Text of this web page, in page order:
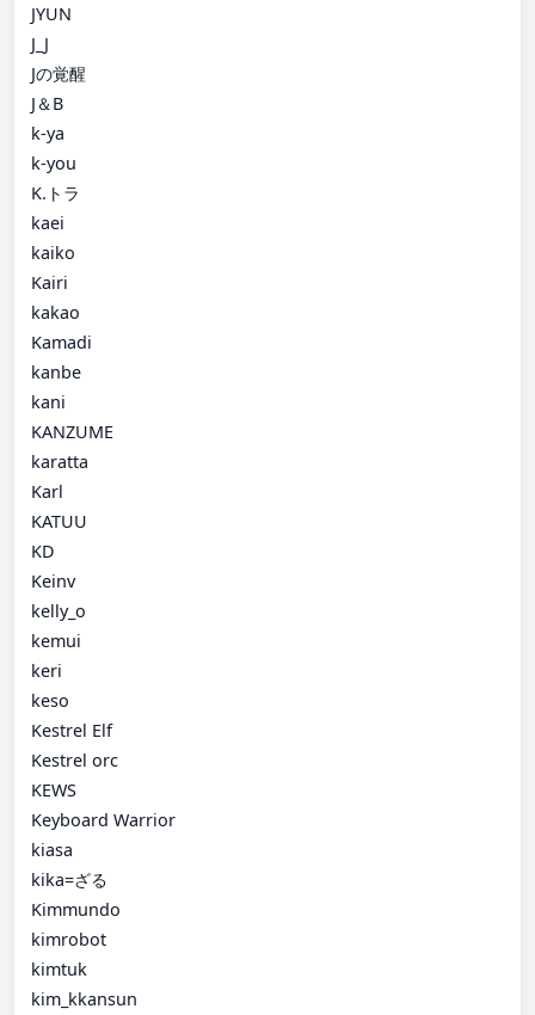
JYUN
J_J
Jの覚醒
J＆B
k-ya
k-you
K.トラ
kaei
kaiko
Kairi
kakao
Kamadi
kanbe
kani
KANZUME
karatta
Karl
KATUU
KD
Keinv
kelly_o
kemui
keri
keso
Kestrel Elf
Kestrel orc
KEWS
Keyboard Warrior
kiasa
kika=ざる
Kimmundo
kimrobot
kimtuk
kim_kkansun